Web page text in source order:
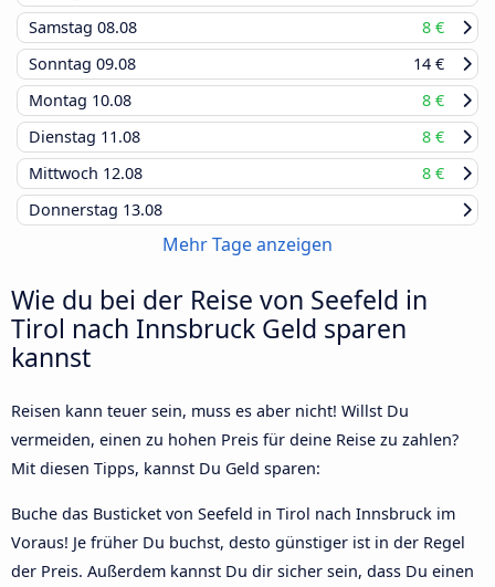
Samstag 08.08
8 €
Sonntag 09.08
14 €
Montag 10.08
8 €
Dienstag 11.08
8 €
Mittwoch 12.08
8 €
Donnerstag 13.08
Mehr Tage anzeigen
Wie du bei der Reise von Seefeld in
Tirol nach Innsbruck Geld sparen
kannst
Reisen kann teuer sein, muss es aber nicht! Willst Du
vermeiden, einen zu hohen Preis für deine Reise zu zahlen?
Mit diesen Tipps, kannst Du Geld sparen:
Buche das Busticket von Seefeld in Tirol nach Innsbruck im
Voraus! Je früher Du buchst, desto günstiger ist in der Regel
der Preis. Außerdem kannst Du dir sicher sein, dass Du einen